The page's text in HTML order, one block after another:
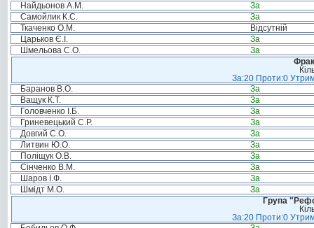
Найдьонов А.М.
За
Самойлик К.С.
За
Ткаченко О.М.
Відсутній
Царьков Є.І.
За
Шмельова С.О.
За
За:20 Проти:0
Баранов В.О.
За
Ващук К.Т.
За
Головченко І.Б.
За
Гриневецький С.Р.
За
Довгий С.О.
За
Литвин Ю.О.
За
Поліщук О.В.
За
Сінченко В.М.
За
Шаров І.Ф.
За
Шмідт М.О.
За
Група
За:20 Проти:0